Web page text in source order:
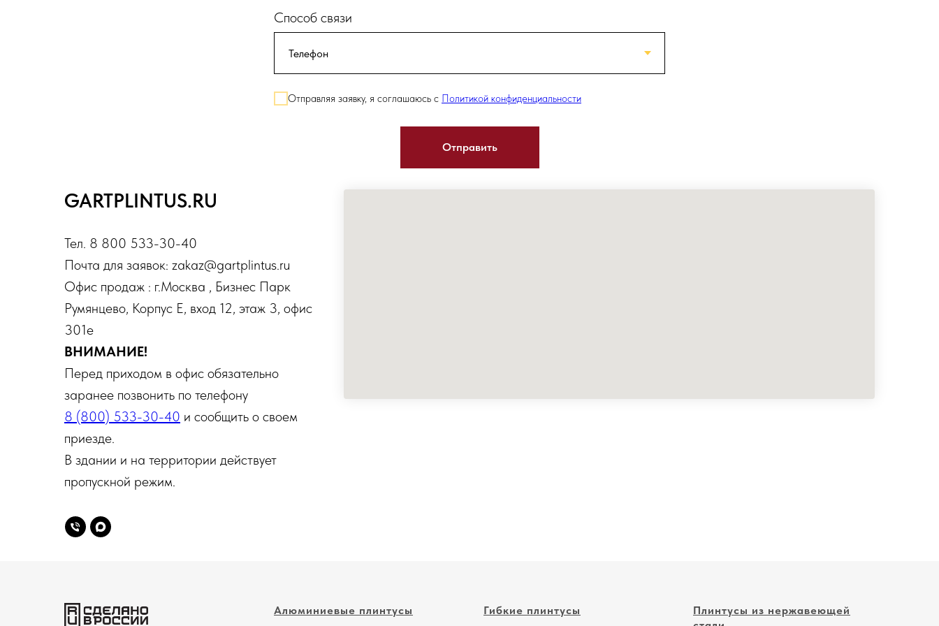
Способ связи
Отправляя заявку, я соглашаюсь с Политикой конфиденциальности
Отправить
GARTPLINTUS.RU
Тел. 8 800 533-30-40
Почта для заявок: zakaz@gartplintus.ru
Офис продаж : г.Москва , Бизнес Парк
Румянцево, Корпус Е, вход 12, этаж 3, офис
301е
ВНИМАНИЕ!
Перед приходом в офис обязательно
заранее позвонить по телефону
8 (800) 533-30-40 и сообщить о своем
приезде.
В здании и на территории действует
пропускной режим.
Алюминиевые плинтусы Гибкие плинтусы
Плинтусы из нержавеющей